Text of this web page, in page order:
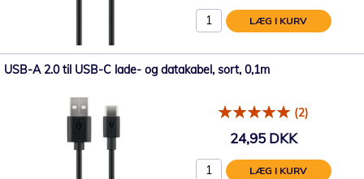
LÆG I KURV
USB-A 2.0 til USB-C lade- og datakabel, sort, 0,1m
(2)
24,95 DKK
LÆG I KURV